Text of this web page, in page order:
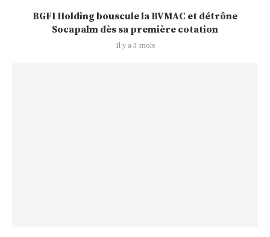
BGFI Holding bouscule la BVMAC et détrône
Socapalm dès sa première cotation
Il y a 3 mois